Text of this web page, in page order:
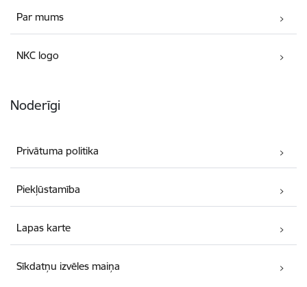
Par mums
NKC logo
Noderīgi
Privātuma politika
Piekļūstamība
Lapas karte
Sīkdatņu izvēles maiņa